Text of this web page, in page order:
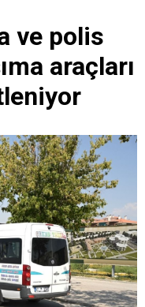
ve polis
araçları